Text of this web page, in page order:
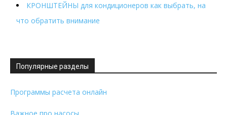
КРОНШТЕЙНЫ для кондиционеров как выбрать, на
что обратить внимание
Популярные разделы
Программы расчета онлайн